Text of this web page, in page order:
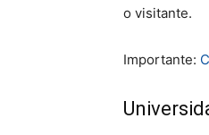
o visitante.
Importante: